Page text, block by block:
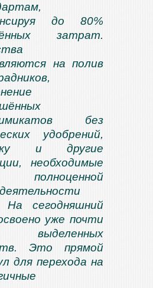
до 80%
затрат.
на полив
без
удобрений,
и другие
необходимые
На сегодняшний
уже почти
выделенных
Это прямой
для перехода на